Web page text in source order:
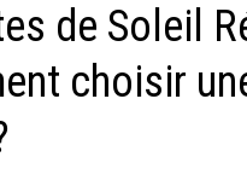
de Soleil
choisir